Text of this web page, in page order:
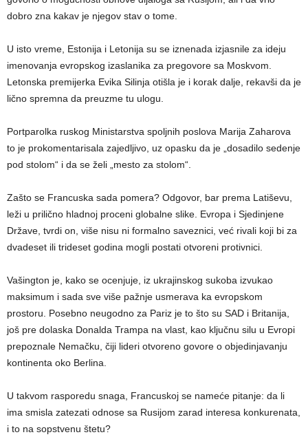
dobro zna kakav je njegov stav o tome.
U isto vreme, Estonija i Letonija su se iznenada izjasnile za ideju
imenovanja evropskog izaslanika za pregovore sa Moskvom.
Letonska premijerka Evika Silinja otišla je i korak dalje, rekavši da je
lično spremna da preuzme tu ulogu.
Portparolka ruskog Ministarstva spoljnih poslova Marija Zaharova
to je prokomentarisala zajedljivo, uz opasku da je „dosadilo sedenje
pod stolom“ i da se želi „mesto za stolom“.
Zašto se Francuska sada pomera? Odgovor, bar prema Latiševu,
leži u prilično hladnoj proceni globalne slike. Evropa i Sjedinjene
Države, tvrdi on, više nisu ni formalno saveznici, već rivali koji bi za
dvadeset ili trideset godina mogli postati otvoreni protivnici.
Vašington je, kako se ocenjuje, iz ukrajinskog sukoba izvukao
maksimum i sada sve više pažnje usmerava ka evropskom
prostoru. Posebno neugodno za Pariz je to što su SAD i Britanija,
još pre dolaska Donalda Trampa na vlast, kao ključnu silu u Evropi
prepoznale Nemačku, čiji lideri otvoreno govore o objedinjavanju
kontinenta oko Berlina.
U takvom rasporedu snaga, Francuskoj se nameće pitanje: da li
ima smisla zatezati odnose sa Rusijom zarad interesa konkurenata,
i to na sopstvenu štetu?